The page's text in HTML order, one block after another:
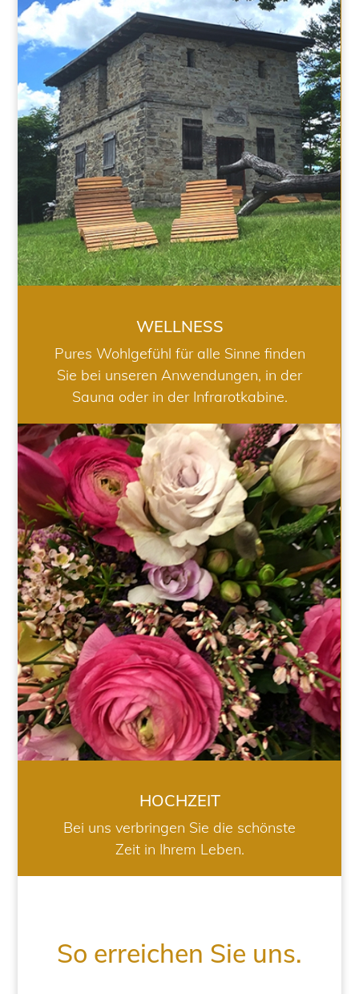
WELLNESS
WELLNESS
Pures Wohlgefühl für alle Sinne finden
Sie bei unseren Anwendungen, in der
Sauna oder in der Infrarotkabine.
HOCHZEIT
HOCHZEIT
Bei uns verbringen Sie die schönste
Zeit in Ihrem Leben.
So erreichen Sie uns.